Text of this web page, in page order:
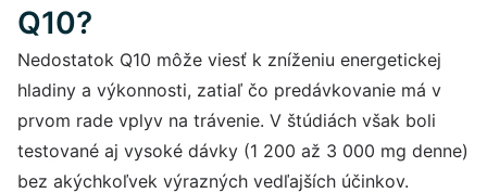
Q10?
Nedostatok Q10 môže viesť k zníženiu energetickej
hladiny a výkonnosti, zatiaľ čo predávkovanie má v
prvom rade vplyv na trávenie. V štúdiách však boli
testované aj vysoké dávky (1 200 až 3 000 mg denne)
bez akýchkoľvek výrazných vedľajších účinkov.